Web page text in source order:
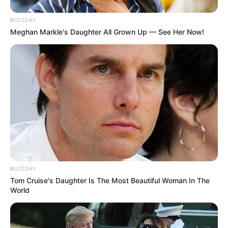
10 Pose Manekin Anti
Mainstream yang Konyol
Banget
8 Kata Lucu Seputar Malam
Minggu ala Jomblo yang Bikin
Ngenes
BUZZDAY
Meghan Markle's Daughter All Grown Up — See Her Now!
BUZZDAY
Tom Cruise's Daughter Is The Most Beautiful Woman In The
World